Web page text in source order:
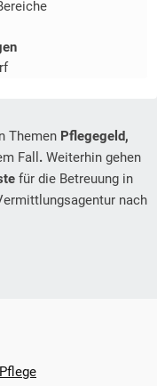
Themen Pflegegeld,
Fall . Weiterhin gehen
für die Betreuung in
nach